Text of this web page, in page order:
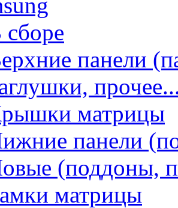
панели
матрицы
панели
(поддоны,
матрицы